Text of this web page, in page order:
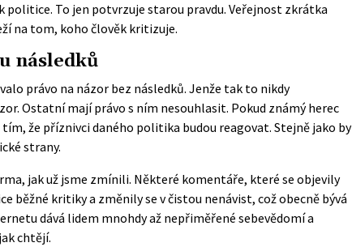
politice. To jen potvrzuje starou pravdu. Veřejnost zkrátka
na tom, koho člověk kritizuje.
následků
právo na názor bez následků. Jenže tak to nikdy
Ostatní mají právo s ním nesouhlasit. Pokud známý herec
že příznivci daného politika budou reagovat. Stejně jako by
strany.
jak už jsme zmínili. Některé komentáře, které se objevily
běžné kritiky a změnily se v čistou nenávist, což obecně bývá
dává lidem mnohdy až nepřiměřené sebevědomí a
chtějí.